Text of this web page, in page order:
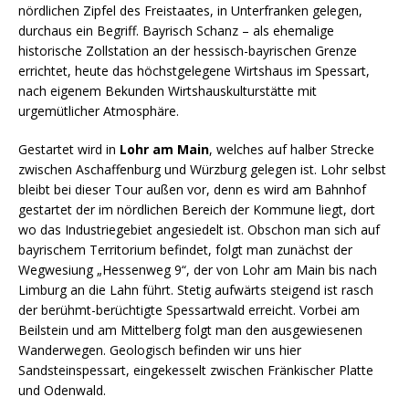
nördlichen Zipfel des Freistaates, in Unterfranken gelegen,
durchaus ein Begriff. Bayrisch Schanz – als ehemalige
historische Zollstation an der hessisch-bayrischen Grenze
errichtet, heute das höchstgelegene Wirtshaus im Spessart,
nach eigenem Bekunden Wirtshauskulturstätte mit
urgemütlicher Atmosphäre.
Gestartet wird in Lohr am Main, welches auf halber Strecke
zwischen Aschaffenburg und Würzburg gelegen ist. Lohr selbst
bleibt bei dieser Tour außen vor, denn es wird am Bahnhof
gestartet der im nördlichen Bereich der Kommune liegt, dort
wo das Industriegebiet angesiedelt ist. Obschon man sich auf
bayrischem Territorium befindet, folgt man zunächst der
Wegwesiung „Hessenweg 9“, der von Lohr am Main bis nach
Limburg an die Lahn führt. Stetig aufwärts steigend ist rasch
der berühmt-berüchtigte Spessartwald erreicht. Vorbei am
Beilstein und am Mittelberg folgt man den ausgewiesenen
Wanderwegen. Geologisch befinden wir uns hier
Sandsteinspessart, eingekesselt zwischen Fränkischer Platte
und Odenwald.